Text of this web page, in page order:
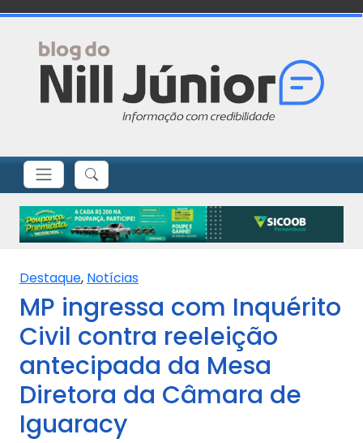
Destaque, Notícias
MP ingressa com Inquérito
Civil contra reeleição
antecipada da Mesa
Diretora da Câmara de
Iguaracy